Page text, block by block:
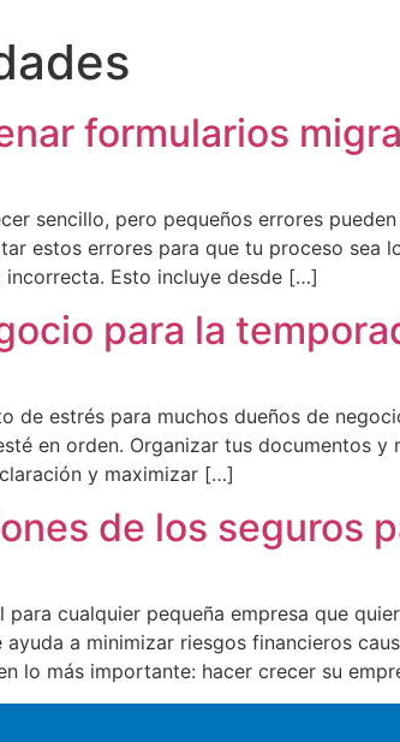
formularios
sencillo, pero pequeños errores
estos errores para que tu proceso
Esto incluye desde […]
para la
de estrés para muchos dueños de
en orden. Organizar tus documentos
y maximizar […]
de los seguros
para cualquier pequeña empresa que
a minimizar riesgos financieros
lo más importante: hacer crecer su